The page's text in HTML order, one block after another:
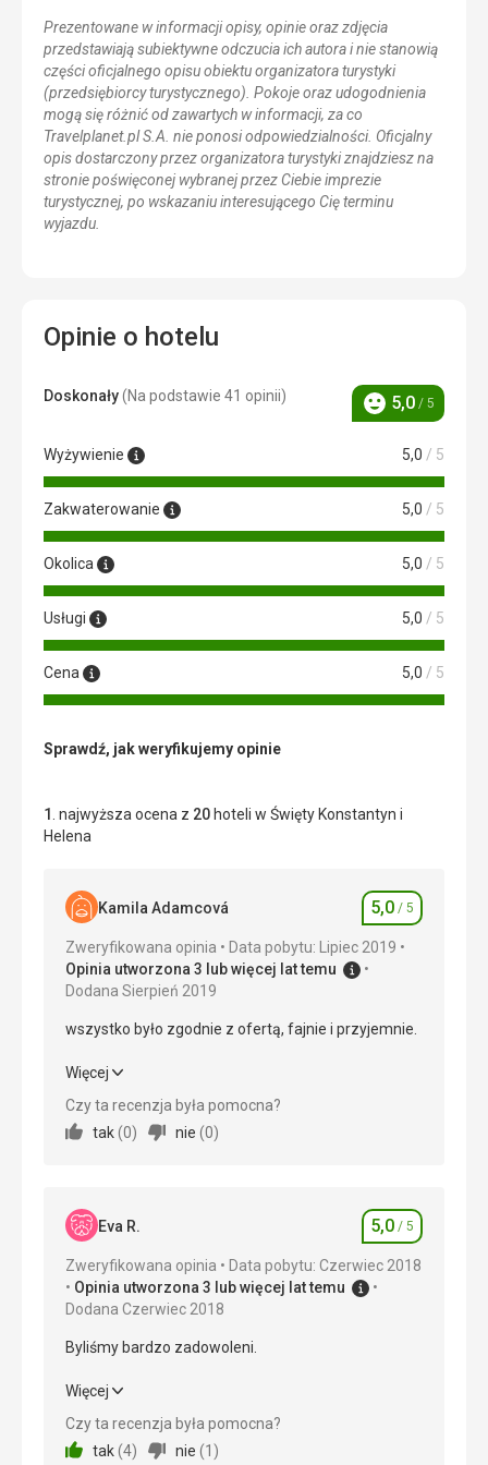
Prezentowane w informacji opisy, opinie oraz zdjęcia
przedstawiają subiektywne odczucia ich autora i nie stanowią
części oficjalnego opisu obiektu organizatora turystyki
(przedsiębiorcy turystycznego). Pokoje oraz udogodnienia
mogą się różnić od zawartych w informacji, za co
Travelplanet.pl S.A. nie ponosi odpowiedzialności. Oficjalny
opis dostarczony przez organizatora turystyki znajdziesz na
stronie poświęconej wybranej przez Ciebie imprezie
turystycznej, po wskazaniu interesującego Cię terminu
wyjazdu.
Opinie o hotelu
Doskonały(Na podstawie 41 opinii)
Ocena
5,0 / 5
Wyżywienie 5,0 / 5
Zakwaterowanie 5,0 / 5
Okolica 5,0 / 5
Usługi 5,0 / 5
Cena 5,0 / 5
Sprawdź, jak weryfikujemy opinie
1 . najwyższa ocena z 20 hoteli w Święty Konstantyn i
Helena
Kamila Adamcová Ocena
5,0 / 5
Zweryfikowana opinia
Data pobytu: Lipiec 2019
Opinia utworzona 3 lub więcej lat temu
Dodana Sierpień 2019
wszystko było zgodnie z ofertą, fajnie i przyjemnie.
wszystko było zgodnie z ofertą, fajnie i przyjemnie.
Wyżywienie
Usługi 5,0/ 5
Cena
Plaża
zniesienia po dwóch dniach. To laguna i ilość ludzi z
małymi dziećmi wpłynęła na jakość wody. Nie było
problemu, aby przejść się przyjemnym spacerem
Więcej
Czy ta recenzja była pomocna?
tak (0) nie (0)
Eva R. Ocena
5,0 / 5
Zweryfikowana opinia
Data pobytu: Czerwiec 2018
Opinia utworzona 3 lub więcej lat temu
Dodana Czerwiec 2018
Byliśmy bardzo zadowoleni.
Byliśmy bardzo zadowoleni.
Wyżywienie
Więcej
Czy ta recenzja była pomocna?
tak (4) nie (1 )